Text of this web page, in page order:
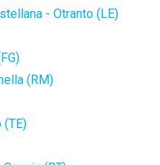
- Otranto (LE)
(RM)
(TE)